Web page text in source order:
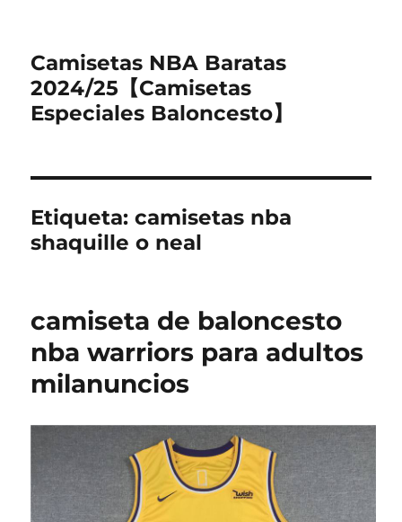
Camisetas NBA Baratas
2024/25【Camisetas
Especiales Baloncesto】
Etiqueta:camisetas nba
shaquille o neal
camiseta de baloncesto
nba warriors para adultos
milanuncios